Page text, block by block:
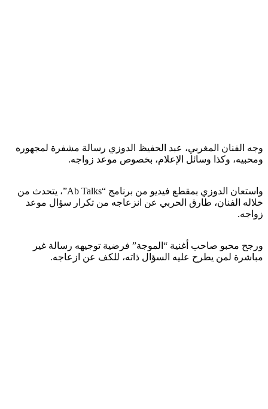
وجه الفنان المغربي، عبد الحفيظ الدوزي رسالة مشفرة لمجهوره
ومحبيه، وكذا وسائل الإعلام، بخصوص موعد زواجه.
واستعان الدوزي بمقطع فيديو من برنامج “Ab Talks”، يتحدث من
خلاله الفنان، طارق الحربي عن انزعاجه من تكرار سؤال موعد
زواجه.
ورجح محبو صاحب أغنية “الموجة” فرضية توجيهه رسالة غير
مباشرة لمن يطرح عليه السؤال ذاته، للكف عن ازعاجه.